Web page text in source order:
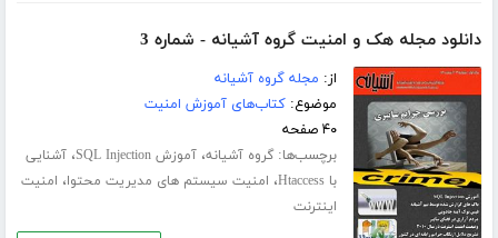
دانلود مجله هک و امنیت گروه آشیانه - شماره 3
از: مجله گروه آشیانه
موضوع:کتاب‌های آموزش امنیت
۴۰ صفحه
برچسب‌ها:گروه آشیانه،آموزش SQL Injection ،آشنایی
با Htaccess
، امنیت سیستم های مدیریت محتوا، امنیت
اینترنت